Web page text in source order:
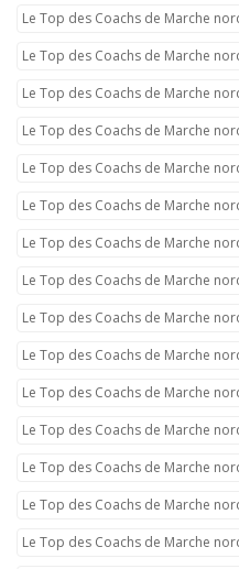
Le Top des Coachs de Marche
Le Top des Coachs de Marche
Le Top des Coachs de Marche
Le Top des Coachs de Marche
Le Top des Coachs de Marche
Le Top des Coachs de Marche
Le Top des Coachs de Marche
Le Top des Coachs de Marche
Le Top des Coachs de Marche
Le Top des Coachs de Marche
Le Top des Coachs de Marche
Le Top des Coachs de Marche
Le Top des Coachs de Marche
Le Top des Coachs de Marche
Le Top des Coachs de Marche